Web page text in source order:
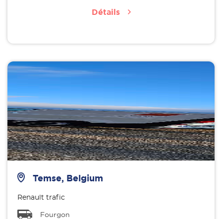
Détails
Temse, Belgium
Renault trafic
Fourgon